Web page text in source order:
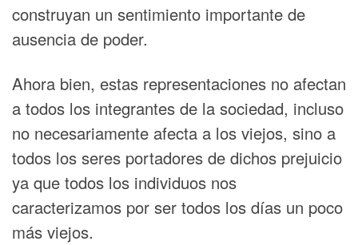
construyan un sentimiento importante de
ausencia de poder.
Ahora bien, estas representaciones no afectan
a todos los integrantes de la sociedad, incluso
no necesariamente afecta a los viejos, sino a
todos los seres portadores de dichos prejuicio
ya que todos los individuos nos
caracterizamos por ser todos los días un poco
más viejos.